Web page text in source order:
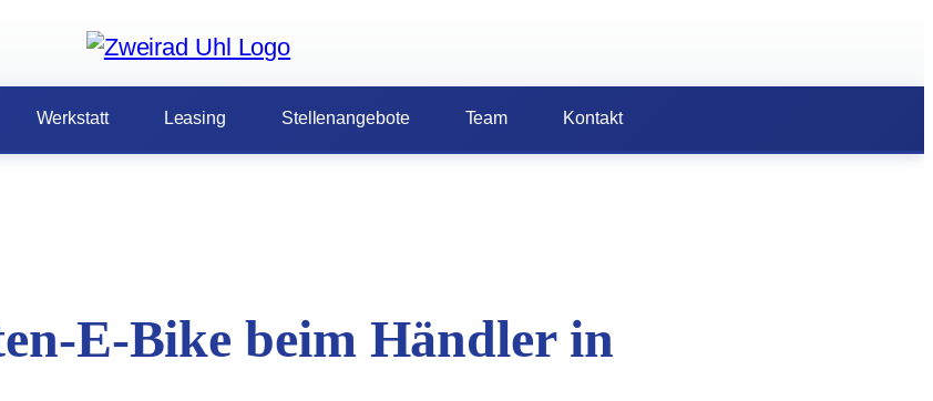
Werkstatt Leasing Stellenangebote Team Kontakt
E-Bike beim Händler in